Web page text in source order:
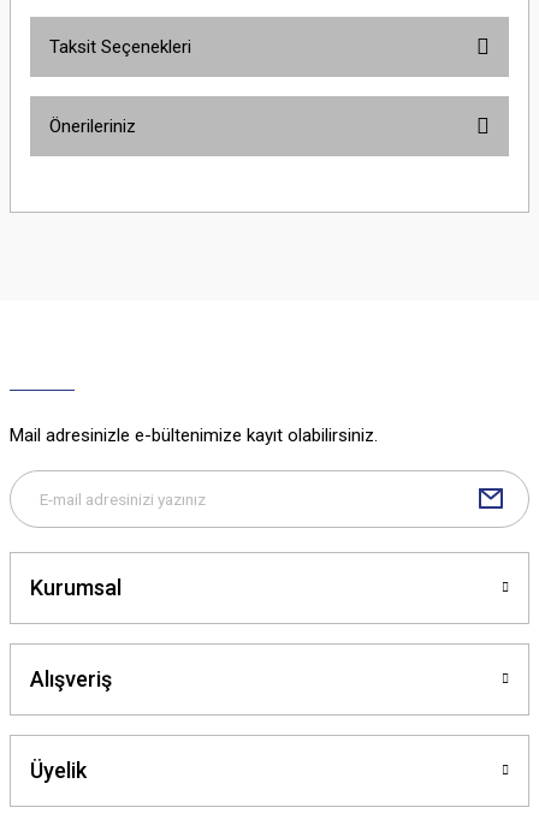
Taksit Seçenekleri
Önerileriniz
yetersiz gördüğünüz noktaları öneri formunu kullanarak tarafımıza
Bu ürüne benzer farklı alternatifler olmalı.
Mail adresinizle e-bültenimize kayıt olabilirsiniz.
Kurumsal
Alışveriş
Üyelik